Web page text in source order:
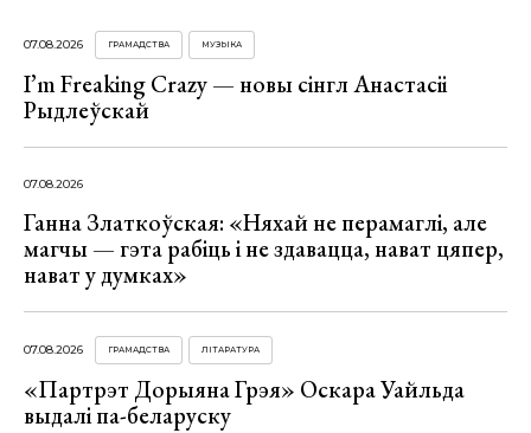
07.08.2026 ГРАМАДСТВА МУЗЫКА
I’m Freaking Crazy — новы сінгл Анастасіі
Рыдлеўскай
07.08.2026
Ганна Златкоўская: «Няхай не перамаглі, але
магчы — гэта рабіць і не здавацца, нават цяпер,
нават у думках»
07.08.2026 ГРАМАДСТВА ЛІТАРАТУРА
«Партрэт Дорыяна Грэя» Оскара Уайльда
выдалі па-беларуску